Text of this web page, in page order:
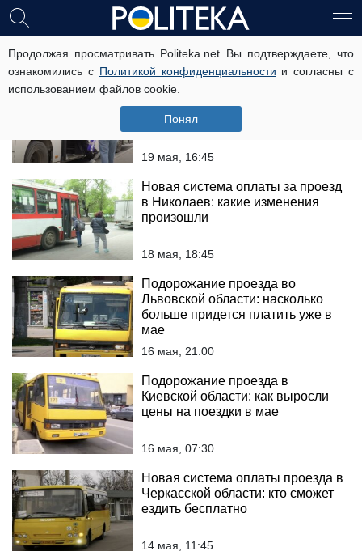
Продолжая просматривать Politeka.net Вы подтверждаете, что
ознакомились с Политикой конфиденциальности и согласны с
использованием файлов cookie.
Понял
проїзд
Новая система оплаты проезда
во Львовской области: каких
изменений ждать жителям
19 мая, 16:45
Новая система оплаты за проезд
в Николаев: какие изменения
произошли
18 мая, 18:45
Подорожание проезда во
Львовской области: насколько
больше придется платить уже в
мае
16 мая, 21:00
Подорожание проезда в
Киевской области: как выросли
цены на поездки в мае
16 мая, 07:30
Новая система оплаты проезда в
Черкасской области: кто сможет
ездить бесплатно
14 мая, 11:45